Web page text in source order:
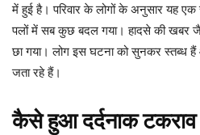
में हुई है। परिवार के लोगों के अनुसार यह एक
पलों में सब कुछ बदल गया। हादसे की खबर
छा गया। लोग इस घटना को सुनकर स्तब्ध हैं
जता रहे हैं।
कैसे हुआ दर्दनाक टकराव